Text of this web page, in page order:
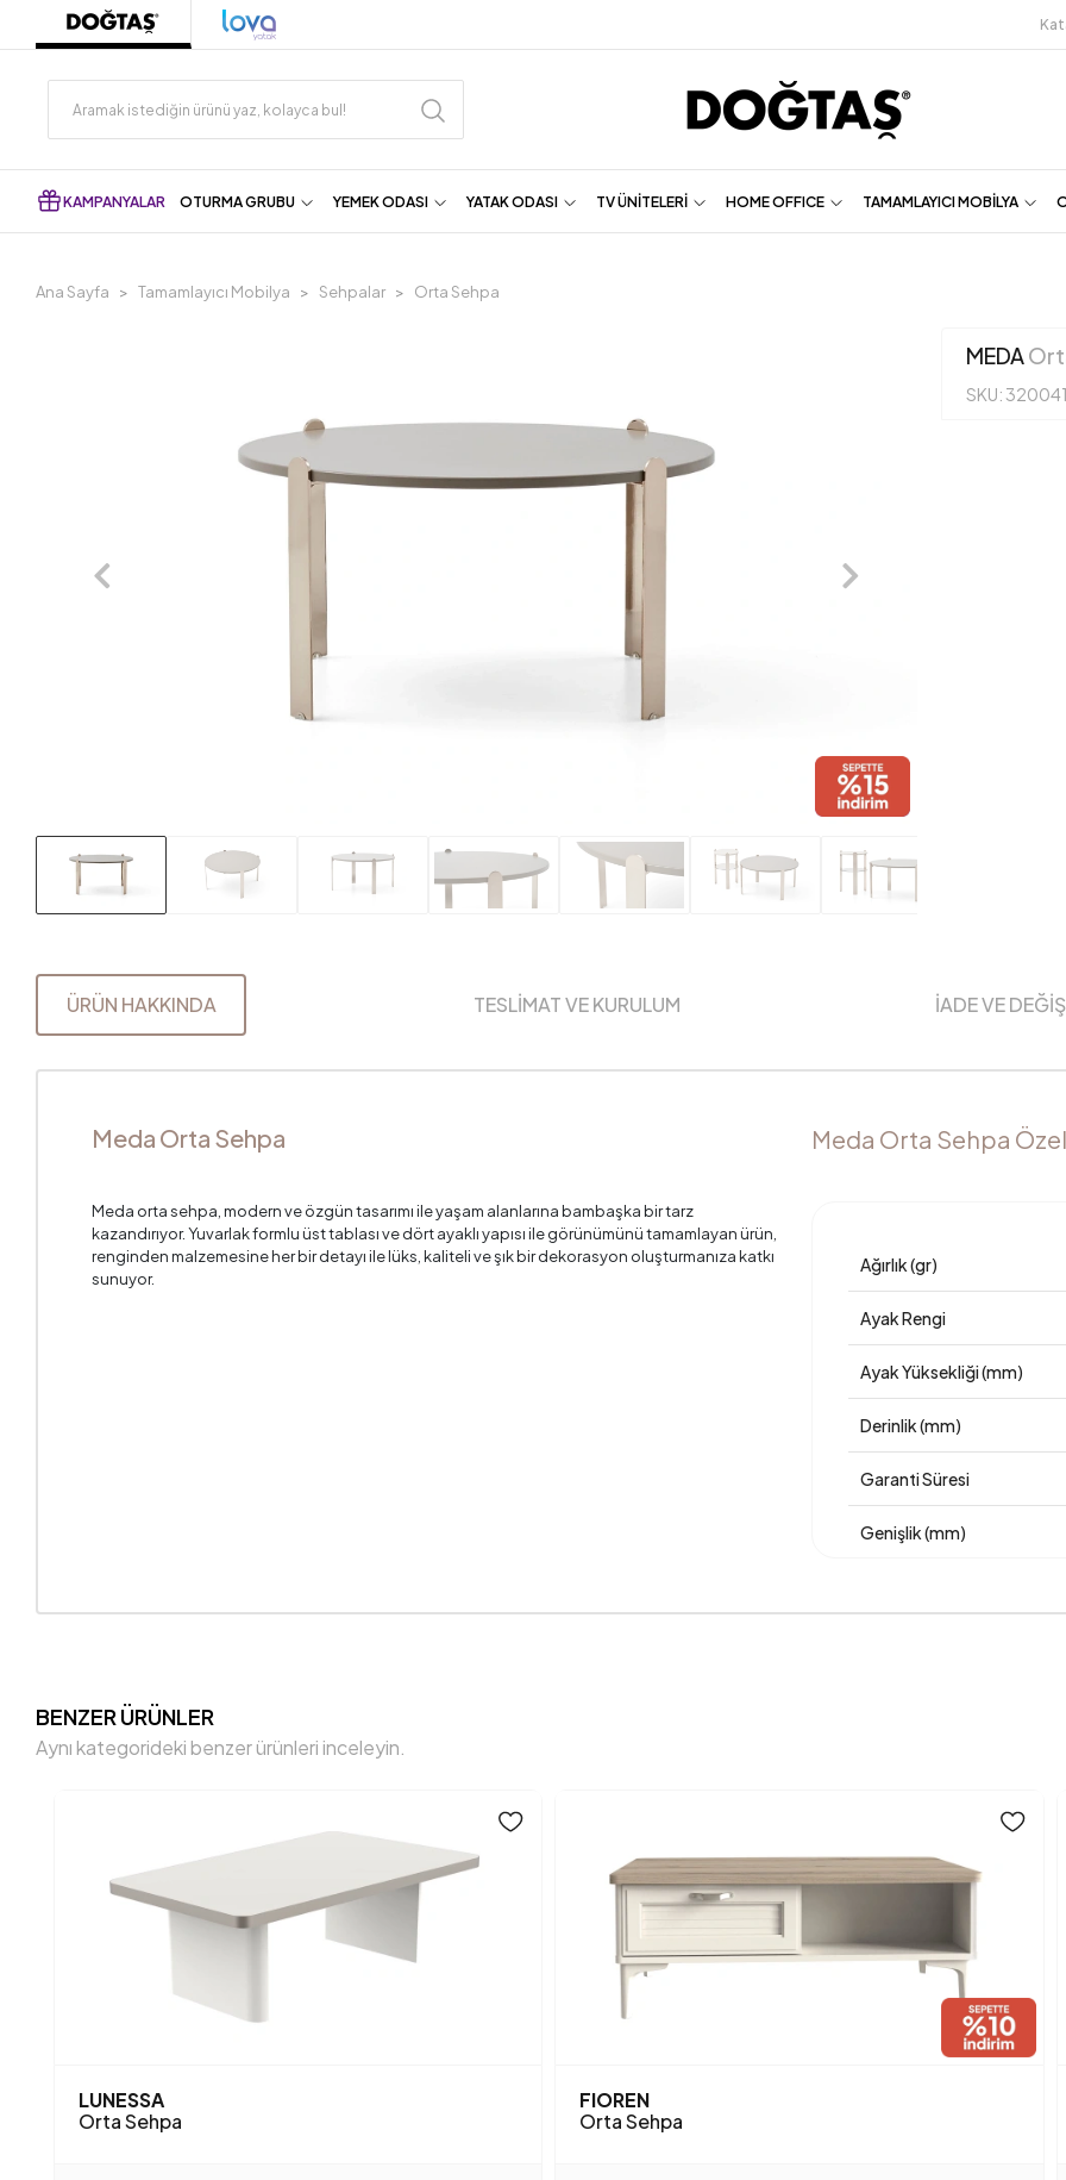
KAMPANYALAR OTURMA GRUBU YEMEK ODASI YATAK ODASI TV ÜNİTELERİ HOME OFFICE TAMAMLAYICI MOBİLYA
Ana Sayfa Tamamlayıcı Mobilya Sehpalar Orta Sehpa
MEDA
SKU:
ÜRÜN HAKKINDA TESLİMAT VE KURULUM İADE VE
Meda Orta Sehpa
Meda orta sehpa, modern ve özgün tasarımı ile yaşam alanlarına bambaşka bir tarz
kazandırıyor. Yuvarlak formlu üst tablası ve dört ayaklı yapısı ile görünümünü tamamlayan ürün,
renginden malzemesine her bir detayı ile lüks, kaliteli ve şık bir dekorasyon oluşturmanıza katkı
sunuyor.
Meda Orta Sehpa
Ağırlık (gr)
Ayak Rengi
Ayak Yüksekliği (mm)
Derinlik (mm)
Garanti Süresi
Genişlik (mm)
BENZER ÜRÜNLER
Aynı kategorideki benzer ürünleri inceleyin.
LUNESSA
Orta Sehpa
FIOREN
Orta Sehpa